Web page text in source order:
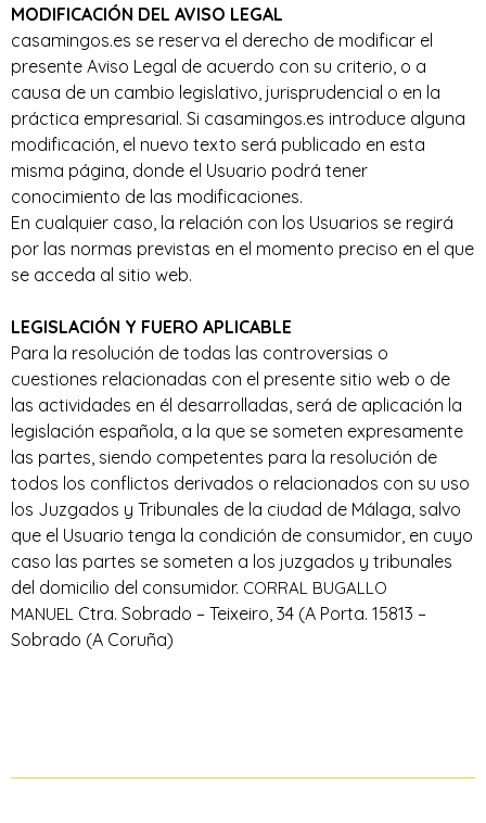
MODIFICACIÓN DEL AVISO LEGAL
casamingos.es se reserva el derecho de modificar el
presente Aviso Legal de acuerdo con su criterio, o a
causa de un cambio legislativo, jurisprudencial o en la
práctica empresarial. Si casamingos.es introduce alguna
modificación, el nuevo texto será publicado en esta
misma página, donde el Usuario podrá tener
conocimiento de las modificaciones.
En cualquier caso, la relación con los Usuarios se regirá
por las normas previstas en el momento preciso en el que
se acceda al sitio web.
LEGISLACIÓN Y FUERO APLICABLE
Para la resolución de todas las controversias o
cuestiones relacionadas con el presente sitio web o de
las actividades en él desarrolladas, será de aplicación la
legislación española, a la que se someten expresamente
las partes, siendo competentes para la resolución de
todos los conflictos derivados o relacionados con su uso
los Juzgados y Tribunales de la ciudad de Málaga, salvo
que el Usuario tenga la condición de consumidor, en cuyo
caso las partes se someten a los juzgados y tribunales
del domicilio del consumidor. CORRAL BUGALLO
MANUEL Ctra. Sobrado – Teixeiro, 34 (A Porta. 15813 –
Sobrado (A Coruña)